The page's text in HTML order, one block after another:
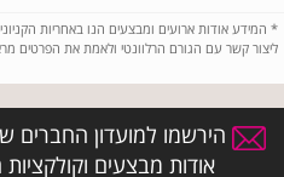
* המידע אודות ארועים ומבצעים הנו באחריות
ליצור קשר עם הגורם הרלוונטי ולאמת את הפרטים
הירשמו למועדון החברים
אודות מבצעים